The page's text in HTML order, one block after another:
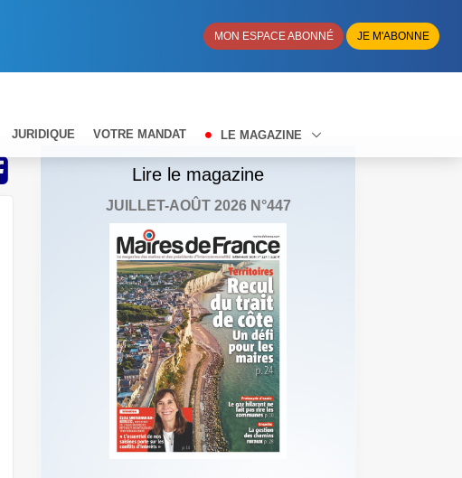
MON ESPACE ABONNÉ JE M'ABONNE
JURIDIQUE VOTRE MANDAT LE MAGAZINE
Lire le magazine
JUILLET-AOÛT 2026 N°447